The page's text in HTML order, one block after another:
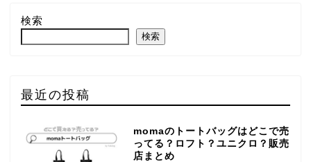
検索
検索
最近の投稿
momaのトートバッグはどこで売
ってる？ロフト？ユニクロ？販売
店まとめ